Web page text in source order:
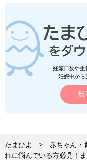
妊娠日数や生
妊娠中から
無
たまひよ 赤ちゃん・
れに悩んでいる方必見！